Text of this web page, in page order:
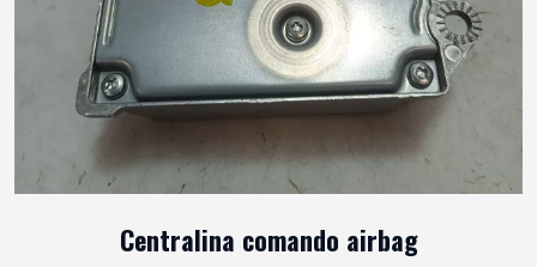
Centralina comando airbag